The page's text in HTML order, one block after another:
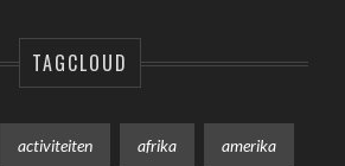
TAGCLOUD
activiteiten afrika amerika